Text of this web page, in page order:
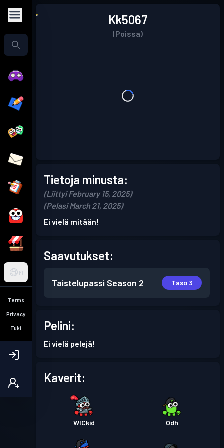
FI
Terms
Privacy
Tuki
Kk5067
(Poissa)
Tietoja minusta:
(Liittyi February 15, 2025)
(Pelasi March 21, 2025)
Ei vielä mitään!
Saavutukset:
Taistelupassi Season 2 Taso 3
Pelini:
Ei vielä pelejä!
Kaverit:
WICkid Odh